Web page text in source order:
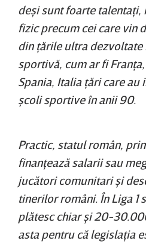
deşi sunt foarte talentaţi,
fizic precum cei care vin
din ţările ultra
sportivă, cum ar fi
Spania, Italia ţări care
şcoli sportive în anii 90.
Practic, statul român,
finanţează salarii sau
jucători comunitari şi
tinerilor români. În Liga 1
plătesc chiar şi 20-
asta pentru că legislaţia